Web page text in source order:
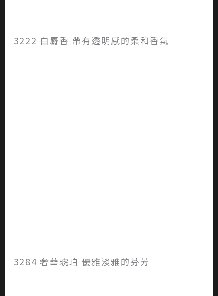
3222 白麝香 帶有透明感的柔和香氣
3284 奢華琥珀 優雅淡雅的芬芳